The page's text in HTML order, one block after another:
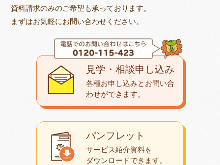
資料請求のみのご希望も承っております。
まずはお気軽にお問い合わせください。
パンフレット
サービス紹介資料を
ダウンロードできます。
見学・相談申し込み
各種お申し込みとお問い合
わせができます。